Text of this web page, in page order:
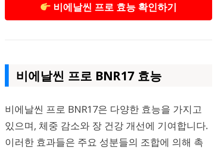
비에날씬 프로 효능 확인하기
비에날씬 프로 BNR17 효능
비에날씬 프로 BNR17은 다양한 효능을 가지고
있으며, 체중 감소와 장 건강 개선에 기여합니다.
이러한 효과들은 주요 성분들의 조합에 의해 촉